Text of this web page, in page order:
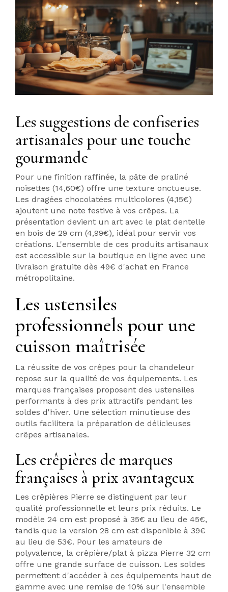
Les suggestions de confiseries
artisanales pour une touche
gourmande
Pour une finition raffinée, la pâte de praliné
noisettes (14,60€) offre une texture onctueuse.
Les dragées chocolatées multicolores (4,15€)
ajoutent une note festive à vos crêpes. La
présentation devient un art avec le plat dentelle
en bois de 29 cm (4,99€), idéal pour servir vos
créations. L'ensemble de ces produits artisanaux
est accessible sur la boutique en ligne avec une
livraison gratuite dès 49€ d'achat en France
métropolitaine.
Les ustensiles
professionnels pour une
cuisson maîtrisée
La réussite de vos crêpes pour la chandeleur
repose sur la qualité de vos équipements. Les
marques françaises proposent des ustensiles
performants à des prix attractifs pendant les
soldes d'hiver. Une sélection minutieuse des
outils facilitera la préparation de délicieuses
crêpes artisanales.
Les crêpières de marques
françaises à prix avantageux
Les crêpières Pierre se distinguent par leur
qualité professionnelle et leurs prix réduits. Le
modèle 24 cm est proposé à 35€ au lieu de 45€,
tandis que la version 28 cm est disponible à 39€
au lieu de 53€. Pour les amateurs de
polyvalence, la crêpière/plat à pizza Pierre 32 cm
offre une grande surface de cuisson. Les soldes
permettent d'accéder à ces équipements haut de
gamme avec une remise de 10% sur l'ensemble